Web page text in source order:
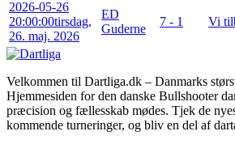
2026-05-26
20:00:00tirsdag,
26. maj. 2026
ED
Guderne
7 - 1 Vi
Velkommen til Dartliga.dk – Danmarks
Hjemmesiden for den danske Bullshooter
præcision og fællesskab mødes. Tjek de
kommende turneringer, og bliv en del af